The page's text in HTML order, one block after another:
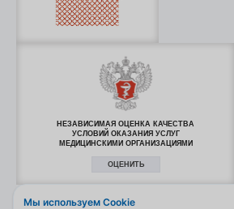
НЕЗАВИСИМАЯ ОЦЕНКА КАЧЕСТВА
УСЛОВИЙ ОКАЗАНИЯ УСЛУГ
МЕДИЦИНСКИМИ ОРГАНИЗАЦИЯМИ
ОЦЕНИТЬ
Мы используем Cookie